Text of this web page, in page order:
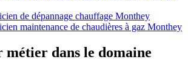
de dépannage chauffage Monthey
maintenance de chaudières à gaz Monthey
dans le domaine